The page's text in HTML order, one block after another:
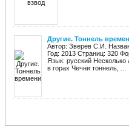
Другие. Тоннель
Автор: Зверев С.И.
Год: 2013 Страниц: 320
Язык: русский Несколько
в горах Чечни тоннель, ...